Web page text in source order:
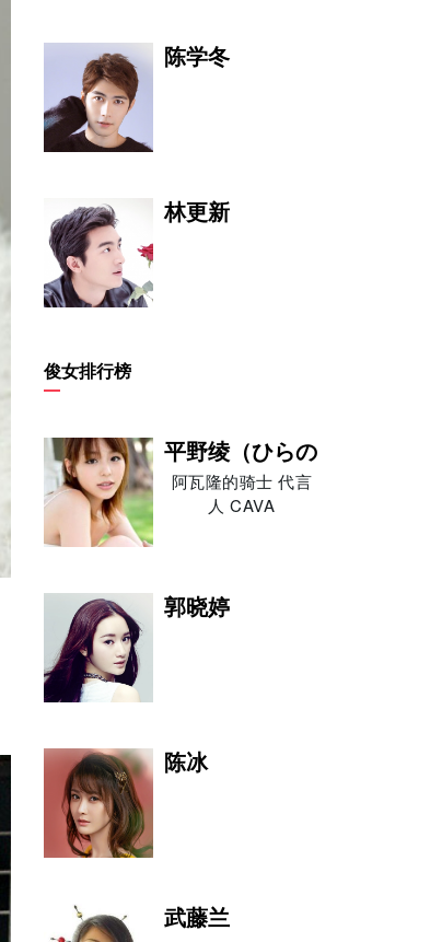
陈学冬
林更新
何晟铭
REPRE
俊女排行榜
平野绫（ひらの
阿瓦隆的骑士 代言
人 CAVA
郭晓婷
陈冰
武藤兰